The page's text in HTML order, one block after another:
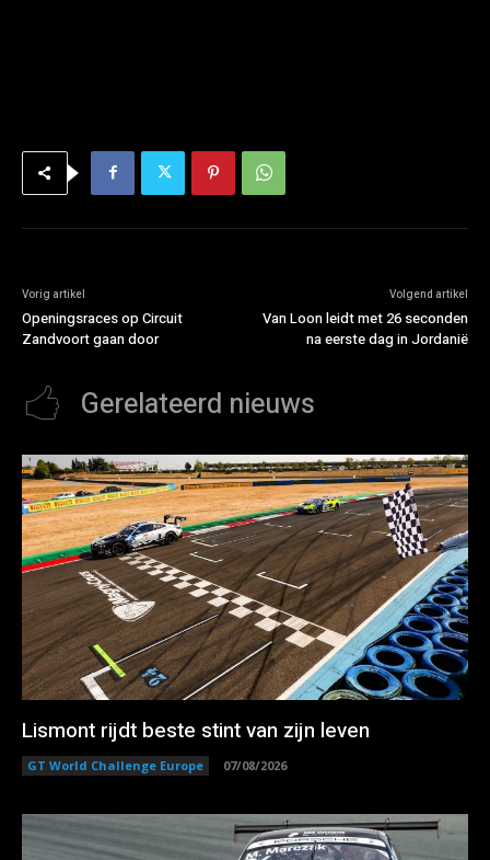
Vorig artikel
Openingsraces op Circuit
Zandvoort gaan door
Volgend artikel
Van Loon leidt met 26 seconden
na eerste dag in Jordanië
Gerelateerd nieuws
Lismont rijdt beste stint van zijn leven
GT World Challenge Europe 07/08/2026